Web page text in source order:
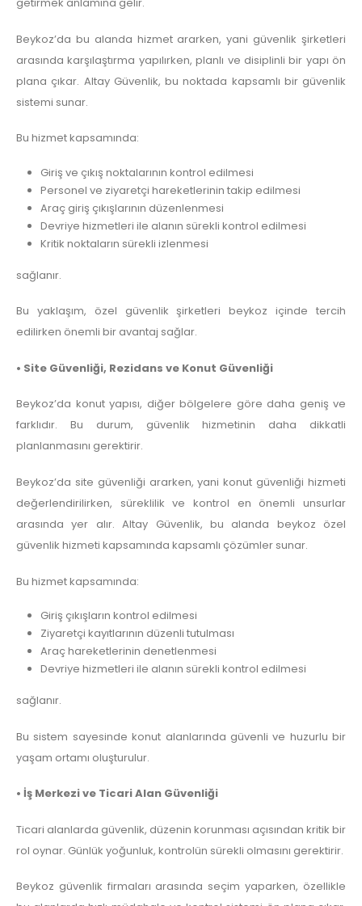
Beykoz’da bu alanda hizmet ararken, yani güvenlik şirketleri
arasında karşılaştırma yapılırken, planlı ve disiplinli bir yapı ön
plana çıkar. Altay Güvenlik, bu noktada kapsamlı bir güvenlik
sistemi sunar.
Bu hizmet kapsamında:
Giriş ve çıkış noktalarının kontrol edilmesi
Personel ve ziyaretçi hareketlerinin takip edilmesi
Araç giriş çıkışlarının düzenlenmesi
Devriye hizmetleri ile alanın sürekli kontrol edilmesi
Kritik noktaların sürekli izlenmesi
sağlanır.
Bu yaklaşım, özel güvenlik şirketleri beykoz içinde tercih
edilirken önemli bir avantaj sağlar.
• Site Güvenliği, Rezidans ve Konut Güvenliği
Beykoz’da konut yapısı, diğer bölgelere göre daha geniş ve
farklıdır. Bu durum, güvenlik hizmetinin daha dikkatli
planlanmasını gerektirir.
Beykoz’da site güvenliği ararken, yani konut güvenliği hizmeti
değerlendirilirken, süreklilik ve kontrol en önemli unsurlar
arasında yer alır. Altay Güvenlik, bu alanda beykoz özel
güvenlik hizmeti kapsamında kapsamlı çözümler sunar.
Bu hizmet kapsamında:
Giriş çıkışların kontrol edilmesi
Ziyaretçi kayıtlarının düzenli tutulması
Araç hareketlerinin denetlenmesi
Devriye hizmetleri ile alanın sürekli kontrol edilmesi
sağlanır.
Bu sistem sayesinde konut alanlarında güvenli ve huzurlu bir
yaşam ortamı oluşturulur.
• İş Merkezi ve Ticari Alan Güvenliği
Ticari alanlarda güvenlik, düzenin korunması açısından kritik bir
rol oynar. Günlük yoğunluk, kontrolün sürekli olmasını gerektirir.
Beykoz güvenlik firmaları arasında seçim yaparken, özellikle